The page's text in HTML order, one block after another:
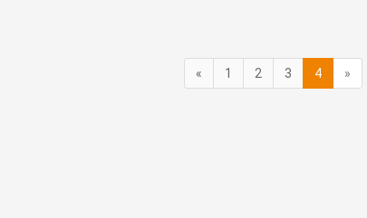
« 1 2 3 4 »